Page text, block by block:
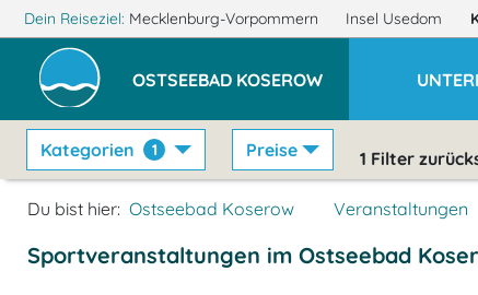
Dein Reiseziel: Mecklenburg-Vorpommern Insel Usedom
OSTSEEBAD KOSEROW
Kategorien 1 Preise 1 Filter
Du bist hier: Ostseebad Koserow Veranstaltungen
Sportveranstaltungen im Ostseebad